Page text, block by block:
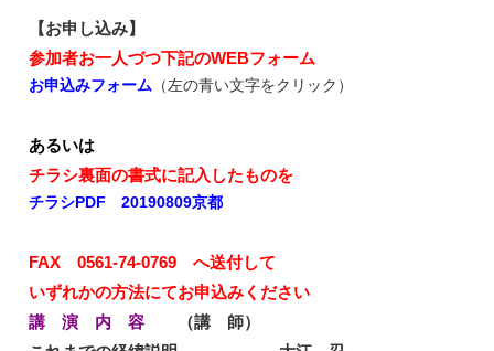
【お申し込み】
参加者お一人づつ下記のWEBフォーム
お申込みフォーム （左の青い文字をクリック）
あるいは
チラシ裏面の書式に記入したものを
チラシPDF 20190809京都
FAX 0561-74-0769 へ送付して
いずれかの方法にてお申込みください
講 演 内 容 （講 師）